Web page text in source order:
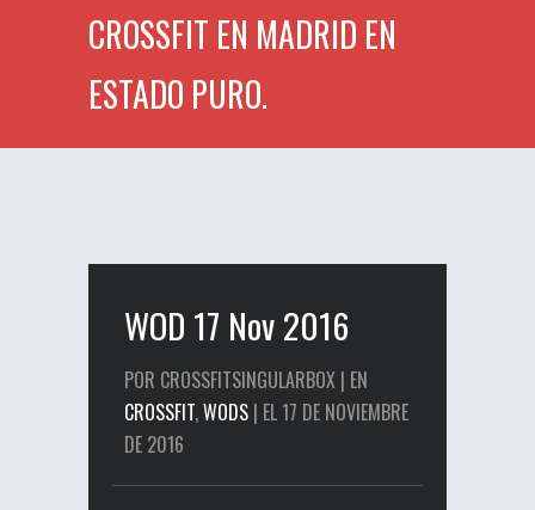
CROSSFIT EN MADRID EN
ESTADO PURO.
WOD 17 Nov 2016
POR CROSSFITSINGULARBOX | EN
CROSSFIT,WODS | EL 17 DE NOVIEMBRE
DE 2016